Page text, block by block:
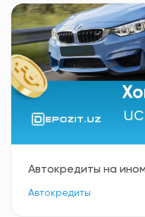
Автокредиты на
Автокредиты